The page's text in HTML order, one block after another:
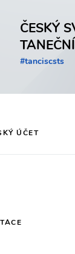
ČESKÝ
#tanciscsts
ÚČET